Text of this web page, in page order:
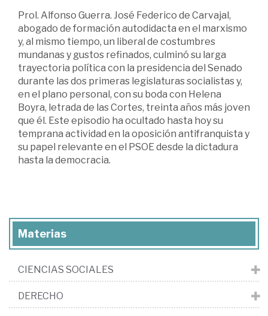
Prol. Alfonso Guerra. José Federico de Carvajal,
abogado de formación autodidacta en el marxismo
y, al mismo tiempo, un liberal de costumbres
mundanas y gustos refinados, culminó su larga
trayectoria política con la presidencia del Senado
durante las dos primeras legislaturas socialistas y,
en el plano personal, con su boda con Helena
Boyra, letrada de las Cortes, treinta años más joven
que él. Este episodio ha ocultado hasta hoy su
temprana actividad en la oposición antifranquista y
su papel relevante en el PSOE desde la dictadura
hasta la democracia.
Materias
CIENCIAS SOCIALES
DERECHO